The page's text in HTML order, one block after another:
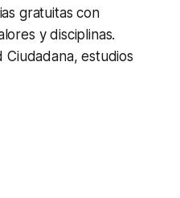
gratuitas con
y disciplinas.
Ciudadana, estudios